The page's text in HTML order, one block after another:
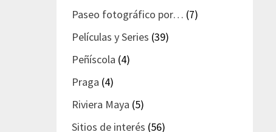
Paseo fotográfico por… (7)
Películas y Series (39)
Peñíscola (4)
Praga (4)
Riviera Maya (5)
Sitios de interés (56)